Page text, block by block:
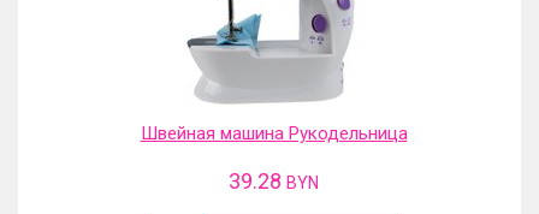
Швейная машина Рукодельница
39.28 BYN